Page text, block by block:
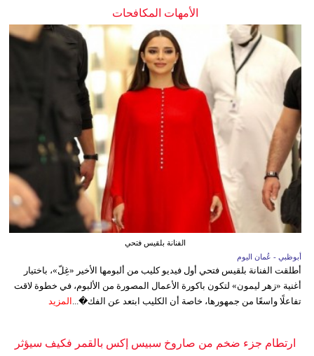
الأمهات المكافحات
الفنانة بلقيس فتحي
أبوظبي - عُمان اليوم
أطلقت الفنانة بلقيس فتحي أول فيديو كليب من ألبومها الأخير «غِلّ»، باختيار
أغنية «زهر ليمون» لتكون باكورة الأعمال المصورة من الألبوم، في خطوة لاقت
تفاعلًا واسعًا من جمهورها، خاصة أن الكليب ابتعد عن الفك�...
المزيد
ارتطام جزء ضخم من صاروخ سبيس إكس بالقمر فكيف سيؤثر